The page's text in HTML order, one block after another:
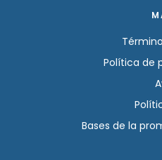
Política de
Bases de la